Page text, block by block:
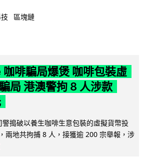
區塊鏈
啡騙局爆煲 咖啡包裝虛
局 港澳警拘 8 人涉款
搗破以養生咖啡生意包裝的虛擬貨幣投
兩地共拘捕 8 人，接獲逾 200 宗舉報，涉